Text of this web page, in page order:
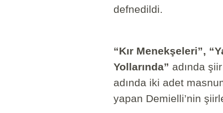
defnedildi.
“Kır Menekşeleri”,
Yollarında” adında
adında iki adet
yapan Demielli’nin